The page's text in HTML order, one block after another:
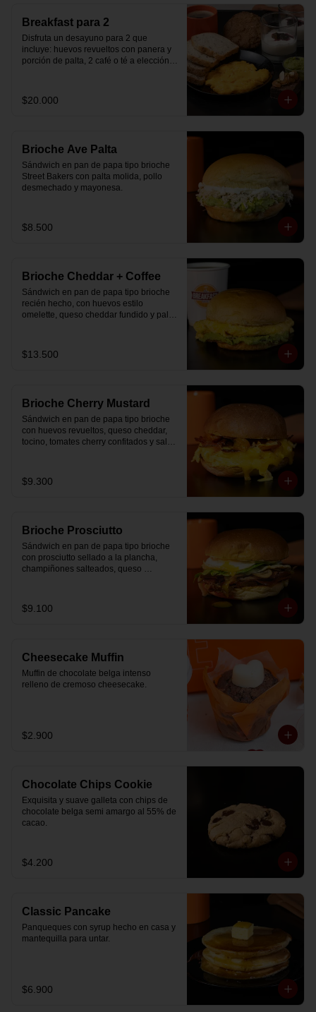
Breakfast para 2
Disfruta un desayuno para 2 que
incluye: huevos revueltos con panera y
porción de palta, 2 café o té a elección, 2
hecha en casa, un mini brownie y galleta
de avena para compartir.
$20.000
Brioche Ave Palta
Sándwich en pan de papa tipo brioche
Street Bakers con palta molida, pollo
desmechado y mayonesa.
$8.500
Brioche Cheddar + Coffee
Sándwich en pan de papa tipo brioche
recién hecho, con huevos estilo
omelette, queso cheddar fundido y palta,
Se envía en bolsa delivery.
$13.500
Brioche Cherry Mustard
Sándwich en pan de papa tipo brioche
con huevos revueltos, queso cheddar,
tocino, tomates cherry confitados y salsa
$9.300
Brioche Prosciutto
Sándwich en pan de papa tipo brioche
con prosciutto sellado a la plancha,
champiñones salteados, queso
$9.100
Cheesecake Muffin
Muffin de chocolate belga intenso
relleno de cremoso cheesecake.
$2.900
Chocolate Chips Cookie
Exquisita y suave galleta con chips de
chocolate belga semi amargo al 55% de
cacao.
$4.200
Classic Pancake
Panqueques con syrup hecho en casa y
mantequilla para untar.
$6.900